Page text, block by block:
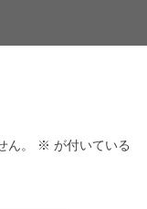
。 ※ が付いている